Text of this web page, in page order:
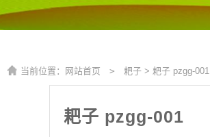
当前位置： 网站首页 > 耙子 > 耙子 pzgg-001
耙子 pzgg-001